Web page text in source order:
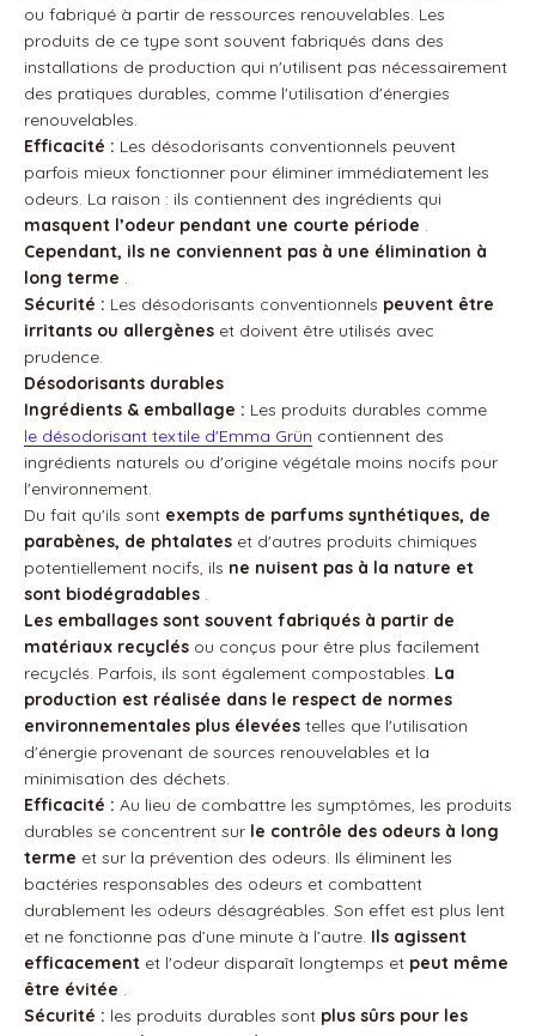
ou fabriqué à partir de ressources renouvelables. Les
produits de ce type sont souvent fabriqués dans des
installations de production qui n'utilisent pas nécessairement
des pratiques durables, comme l'utilisation d'énergies
renouvelables.
Efficacité : Les désodorisants conventionnels peuvent
parfois mieux fonctionner pour éliminer immédiatement les
odeurs. La raison : ils contiennent des ingrédients qui
masquent l’odeur pendant une courte période .
Cependant, ils ne conviennent pas à une élimination à
long terme .
Sécurité : Les désodorisants conventionnels peuvent être
irritants ou allergènes et doivent être utilisés avec
prudence.
Désodorisants durables
Ingrédients & emballage : Les produits durables comme
le désodorisant textile d'Emma Grün contiennent des
ingrédients naturels ou d'origine végétale moins nocifs pour
l'environnement.
Du fait qu'ils sont exempts de parfums synthétiques, de
parabènes, de phtalates et d'autres produits chimiques
potentiellement nocifs, ils ne nuisent pas à la nature et
sont biodégradables .
Les emballages sont souvent fabriqués à partir de
matériaux recyclés ou conçus pour être plus facilement
recyclés. Parfois, ils sont également compostables. La
production est réalisée dans le respect de normes
environnementales plus élevées telles que l'utilisation
d'énergie provenant de sources renouvelables et la
minimisation des déchets.
Efficacité : Au lieu de combattre les symptômes, les produits
durables se concentrent sur le contrôle des odeurs à long
terme et sur la prévention des odeurs. Ils éliminent les
bactéries responsables des odeurs et combattent
durablement les odeurs désagréables. Son effet est plus lent
et ne fonctionne pas d’une minute à l’autre. Ils agissent
efficacement et l'odeur disparaît longtemps et peut même
être évitée .
Sécurité : les produits durables sont plus sûrs pour les